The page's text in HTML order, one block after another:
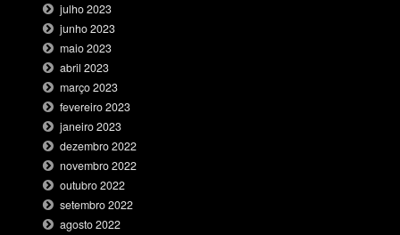
julho 2023
junho 2023
maio 2023
abril 2023
março 2023
fevereiro 2023
janeiro 2023
dezembro 2022
novembro 2022
outubro 2022
setembro 2022
agosto 2022